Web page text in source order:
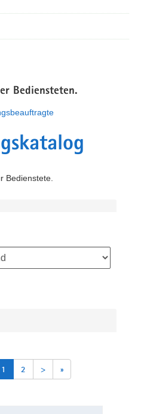
Bediensteten.
Bedienstete.
1 2 > »